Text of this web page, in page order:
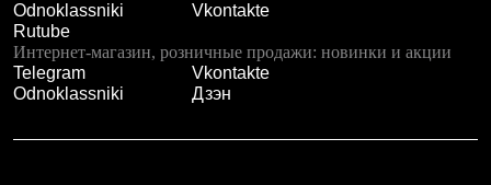
Odnoklassniki
Vkontakte
Rutube
Интернет-магазин, розничные продажи: новинки и акции
Telegram
Vkontakte
Odnoklassniki
Дзэн